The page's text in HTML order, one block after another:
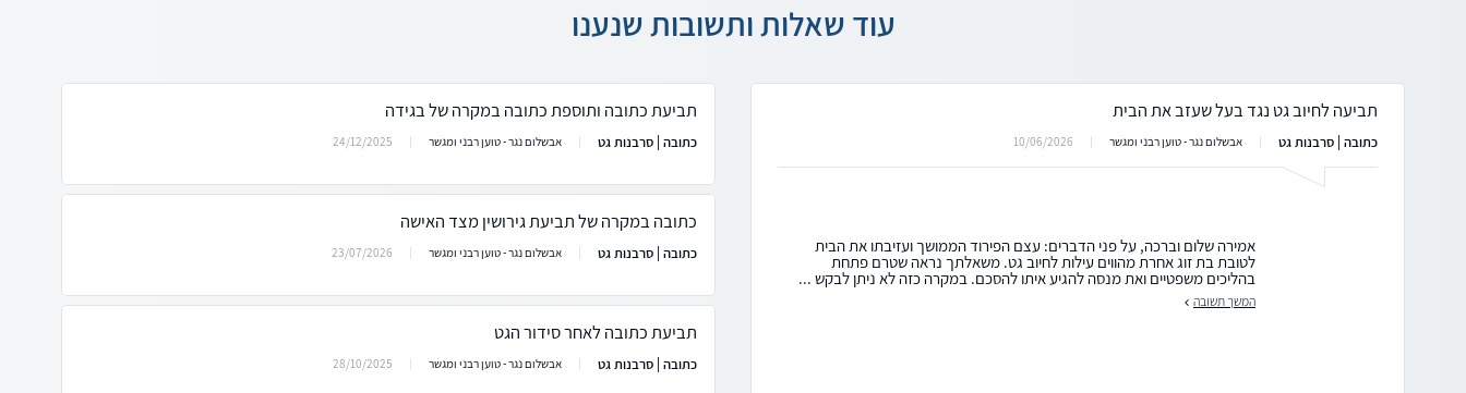
עוד שאלות ותשובות שנענו
תביעה לחיוב גט נגד בעל שעזב את הבית
כתובה | סרבנות גט אבשלום נגר - טוען רבני ומגשר 10/06/2026
אמירה שלום וברכה, על פני הדברים: עצם הפירוד הממושך ועזיבתו את הבית
לטובת בת זוג אחרת מהווים עילות לחיוב גט. משאלתך נראה שטרם פתחת
בהליכים משפטיים ואת מנסה להגיע איתו להסכם. במקרה כזה לא ניתן לבקש ...
המשך תשובה
תביעת כתובה ותוספת כתובה במקרה של בגידה
כתובה | סרבנות גט אבשלום נגר - טוען רבני ומגשר 24/12/2025
כתובה במקרה של תביעת גירושין מצד האישה
כתובה | סרבנות גט אבשלום נגר - טוען רבני ומגשר 23/07/2026
תביעת כתובה לאחר סידור הגט
כתובה | סרבנות גט אבשלום נגר - טוען רבני ומגשר 28/10/2025